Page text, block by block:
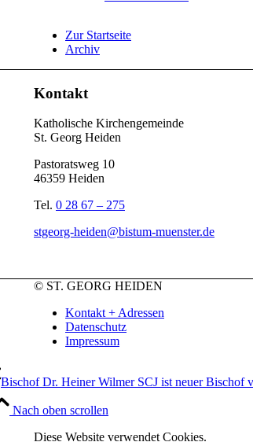
Zur Startseite
Archiv
Kontakt
Katholische Kirchengemeinde
St. Georg Heiden
Pastoratsweg 10
46359 Heiden
Tel. 0 28 67 – 275
stgeorg-heiden@bistum-muenster.de
© ST. GEORG HEIDEN
Kontakt + Adressen
Datenschutz
Impressum
Bischof Dr. Heiner Wilmer SCJ ist neuer Bischof
Nach oben scrollen
Diese Website verwendet Cookies.